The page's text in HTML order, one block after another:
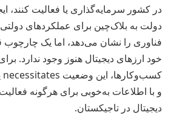
در کشور سرمایه‌گذاری یا فعالیت کنند،
دولت به بلاک‌چین برای عملکردهای
فناوری را نشان می‌دهد، اما یک چارچوب
خود ارزهای دیجیتال هنوز وجود ندارد.
و با اطلاعات به‌خوبی برای هرگونه
دیجیتال در تاجیکستان.